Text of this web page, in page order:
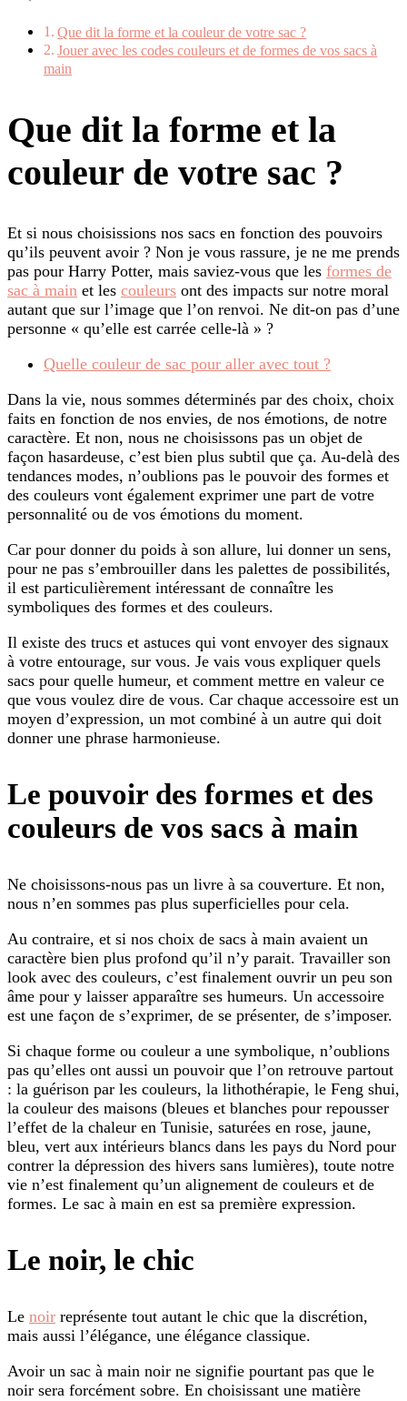
Que dit la forme et la couleur de votre sac ?
Jouer avec les codes couleurs et de formes de vos sacs à
main
Que dit la forme et la
couleur de votre sac ?
Et si nous choisissions nos sacs en fonction des pouvoirs
qu’ils peuvent avoir ? Non je vous rassure, je ne me prends
pas pour Harry Potter, mais saviez-vous que les formes de
sac à main et les couleurs ont des impacts sur notre moral
autant que sur l’image que l’on renvoi. Ne dit-on pas d’une
personne « qu’elle est carrée celle-là » ?
Quelle couleur de sac pour aller avec tout ?
Dans la vie, nous sommes déterminés par des choix, choix
faits en fonction de nos envies, de nos émotions, de notre
caractère. Et non, nous ne choisissons pas un objet de
façon hasardeuse, c’est bien plus subtil que ça. Au-delà des
tendances modes, n’oublions pas le pouvoir des formes et
des couleurs vont également exprimer une part de votre
personnalité ou de vos émotions du moment.
Car pour donner du poids à son allure, lui donner un sens,
pour ne pas s’embrouiller dans les palettes de possibilités,
il est particulièrement intéressant de connaître les
symboliques des formes et des couleurs.
Il existe des trucs et astuces qui vont envoyer des signaux
à votre entourage, sur vous. Je vais vous expliquer quels
sacs pour quelle humeur, et comment mettre en valeur ce
que vous voulez dire de vous. Car chaque accessoire est un
moyen d’expression, un mot combiné à un autre qui doit
donner une phrase harmonieuse.
Le pouvoir des formes et des
couleurs de vos sacs à main
Ne choisissons-nous pas un livre à sa couverture. Et non,
nous n’en sommes pas plus superficielles pour cela.
Au contraire, et si nos choix de sacs à main avaient un
caractère bien plus profond qu’il n’y parait. Travailler son
look avec des couleurs, c’est finalement ouvrir un peu son
âme pour y laisser apparaître ses humeurs. Un accessoire
est une façon de s’exprimer, de se présenter, de s’imposer.
Si chaque forme ou couleur a une symbolique, n’oublions
pas qu’elles ont aussi un pouvoir que l’on retrouve partout
: la guérison par les couleurs, la lithothérapie, le Feng shui,
la couleur des maisons (bleues et blanches pour repousser
l’effet de la chaleur en Tunisie, saturées en rose, jaune,
bleu, vert aux intérieurs blancs dans les pays du Nord pour
contrer la dépression des hivers sans lumières), toute notre
vie n’est finalement qu’un alignement de couleurs et de
formes. Le sac à main en est sa première expression.
Le noir, le chic
Le noir représente tout autant le chic que la discrétion,
mais aussi l’élégance, une élégance classique.
Avoir un sac à main noir ne signifie pourtant pas que le
noir sera forcément sobre. En choisissant une matière